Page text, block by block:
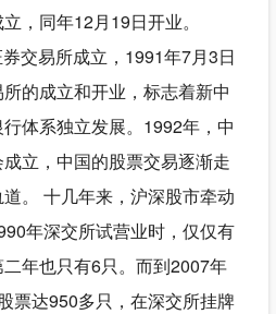
同年12月19日开业。
交易所成立，1991年7月3日
的成立和开业，标志着新中
体系独立发展。1992年，中
立，中国的股票交易逐渐走
。 十几年来，沪深股市牵动
年深交所试营业时，仅仅有
年也只有6只。而到2007年
票达950多只，在深交所挂牌